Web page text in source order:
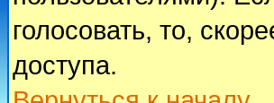
голосовать, то,
доступа.